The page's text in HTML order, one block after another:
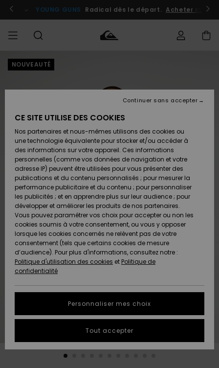
l'information
le
Se connecter / s'inscrire
YOUNG GUNS Radical dès le départ. Acheter
HOMME
Chaussures
& Tongs
Surf
Snow
Nouveautés
A
Découvrir
Chaussures
& Tongs
Surf
Snow
Nouveautés
A
Découvrir
FEMME
A
Découvrir
Snow
SURF
Surf
Shop
Enfant
Highlights
Communauté
SNOW
Snow
Shop
Enfant
Snow
Shop
Femme
A
Découvrir
Communauté
OUTLET
Enfant
Outlet
Femme
AIDE &
CONTACT
Retours
Paiement
Carte
Cadeau
Quiksilver
Freedom
Protection
des
tailles
MAGASINS
QUIKSILVER
NOUVEAUTÉ
CE SITE UTILISE DES COOKIES
Nos partenaires et nous-mêmes utilisons des cookies ou
une technologie équivalente pour stocker et/ou accéder à
des informations sur votre appareil. Ces informations
personnelles (comme vos données de navigation et votre
adresse IP) peuvent être utilisées pour vous présenter des
publications et du contenu personnalisés ; pour mesurer la
performance publicitaire et du contenu ; pour personnaliser
les publicités ; et en apprendre plus sur leur audience ; pour
développer et améliorer les produits de nos partenaires.
Vous pouvez paramétrer vos choix pour accepter ou non les
cookies soumis à votre consentement, ou vous y opposer
lorsque les cookies concernés ne relèvent pas de votre
consentement (tels que certains cookies de mesure
d’audience). Pour plus d'informations, consultez notre :
Politique d'utilisation des cookies et Politique de
confidentialité
Personnaliser mes choix
Continuer sans accepter
Tout accepter